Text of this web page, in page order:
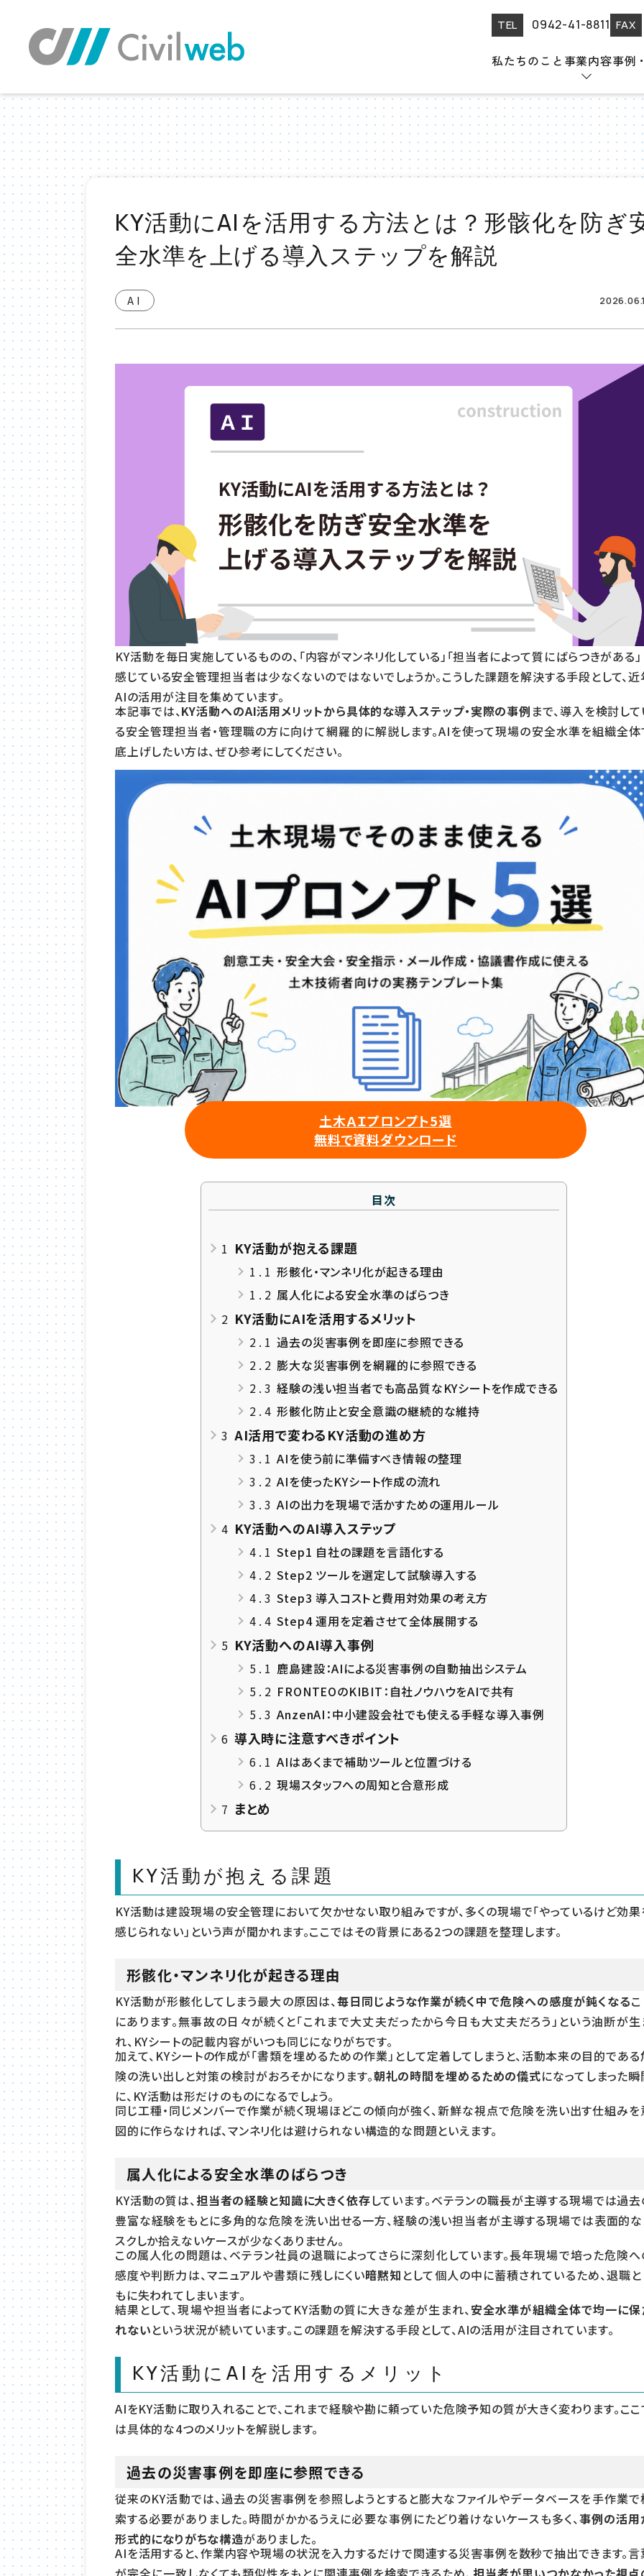
TEL 0942-41-8811 FAX
私たちのこと 事業内容事例
KY活動にAIを活用する方法とは？形骸化を防ぎ安全水準を上げる導入ステップを解説
KY活動にAIを活用する方法とは？形骸化を防ぎ
全水準を上げる導入ステップを解説
AI
KY活動を毎日実施しているものの、「内容がマンネリ化している」「担当者によって質にばらつきがある
感じている安全管理担当者は少なくないのではないでしょうか。こうした課題を解決する手段として、
AIの活用が注目を集めています。
本記事では、KY活動へのAI活用メリットから具体的な導入ステップ・実際の事例 まで、導入を検討し
る安全管理担当者・管理職の方に向けて網羅的に解説します。AIを使って現場の安全水準を組織全体
底上げしたい方は、ぜひ参考にしてください。
土木ＡＩプロンプト5選
無料で資料ダウンロード
目次
1 KY活動が抱える課題
1.1 形骸化・マンネリ化が起きる理由
1.2 属人化による安全水準のばらつき
2 KY活動にAIを活用するメリット
2.1 過去の災害事例を即座に参照できる
2.2 膨大な災害事例を網羅的に参照できる
2.3 経験の浅い担当者でも高品質なKYシートを作成できる
2.4 形骸化防止と安全意識の継続的な維持
3 AI活用で変わるKY活動の進め方
3.1 AIを使う前に準備すべき情報の整理
3.2 AIを使ったKYシート作成の流れ
3.3 AIの出力を現場で活かすための運用ルール
4 KY活動へのAI導入ステップ
4.1 Step1 自社の課題を言語化する
4.2 Step2 ツールを選定して試験導入する
4.3 Step3 導入コストと費用対効果の考え方
4.4 Step4 運用を定着させて全体展開する
5 KY活動へのAI導入事例
5.1 鹿島建設：AIによる災害事例の自動抽出システム
5.2 FRONTEOのKIBIT：自社ノウハウをAIで共有
5.3 AnzenAI：中小建設会社でも使える手軽な導入事例
6 導入時に注意すべきポイント
6.1 AIはあくまで補助ツールと位置づける
6.2 現場スタッフへの周知と合意形成
7 まとめ
KY活動が抱える課題
KY活動は建設現場の安全管理において欠かせない取り組みですが、多くの現場で「やっているけど効
感じられない」という声が聞かれます。ここではその背景にある2つの課題を整理します。
形骸化・マンネリ化が起きる理由
KY活動が形骸化してしまう最大の原因は、毎日同じような作業が続く中で危険への感度が鈍くなる
にあります。無事故の日々が続くと「これまで大丈夫だったから今日も大丈夫だろう」という油断が
れ、KYシートの記載内容がいつも同じになりがちです。
加えて、KYシートの作成が「書類を埋めるための作業」として定着してしまうと、活動本来の目的であ
険の洗い出しと対策の検討がおろそかになります。朝礼の時間を埋めるための儀式になってしまった
に、KY活動は形だけのものになるでしょう。
同じ工種・同じメンバーで作業が続く現場ほどこの傾向が強く、新鮮な視点で危険を洗い出す仕組み
図的に作らなければ、マンネリ化は避けられない構造的な問題といえます。
属人化による安全水準のばらつき
KY活動の質は、担当者の経験と知識に大きく依存しています。ベテランの職長が主導する現場では過
豊富な経験をもとに多角的な危険を洗い出せる一方、経験の浅い担当者が主導する現場では表面的な
スクしか拾えないケースが少なくありません。
この属人化の問題は、ベテラン社員の退職によってさらに深刻化しています。長年現場で培った危険
感度や判断力は、マニュアルや書類に残しにくい暗黙知 として個人の中に蓄積されているため、退職
もに失われてしまいます。
結果として、現場や担当者によってKY活動の質に大きな差が生まれ、安全水準が組織全体で均一に保
れないという状況が続いています。この課題を解決する手段として、AIの活用が注目されています。
KY活動にAIを活用するメリット
AIをKY活動に取り入れることで、これまで経験や勘に頼っていた危険予知の質が大きく変わります。こ
は具体的な4つのメリットを解説します。
過去の災害事例を即座に参照できる
従来のKY活動では、過去の災害事例を参照しようとすると膨大なファイルやデータベースを手作業
索する必要がありました。時間がかかるうえに必要な事例にたどり着けないケースも多く、事例の活用
形式的になりがちな構造がありました。
AIを活用すると、作業内容や現場の状況を入力するだけで関連する災害事例を数秒で抽出できます。